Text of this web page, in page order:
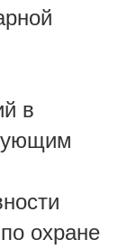
в
охране